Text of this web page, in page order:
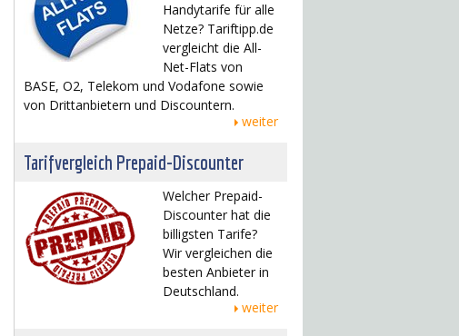
Handytarife für alle
Netze? Tariftipp.de
vergleicht die All-
Net-Flats von
BASE, O2, Telekom und Vodafone sowie
von Drittanbietern und Discountern.
weiter
Tarifvergleich Prepaid-Discounter
Welcher Prepaid-
Discounter hat die
billigsten Tarife?
Wir vergleichen die
besten Anbieter in
Deutschland.
weiter